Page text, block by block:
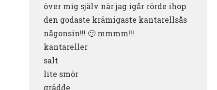
över mig själv när jag igår rörde ihop
den godaste krämigaste kantarellsås
någonsin!!! 🙂 mmmm!!!
kantareller
salt
lite smör
grädde